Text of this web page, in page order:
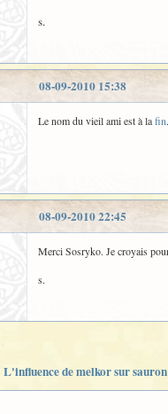
s.
08-09-2010 15:38
Le nom du vieil ami est à lafin
08-09-2010 22:45
Merci Sosryko. Je croyais
s.
L'influence de melkor sur sauron